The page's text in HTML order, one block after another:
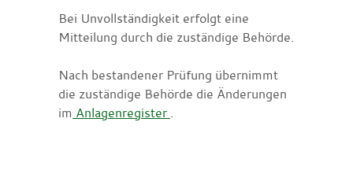
Bei Unvollständigkeit erfolgt eine
Mitteilung durch die zuständige Behörde.
Nach bestandener Prüfung übernimmt
die zuständige Behörde die Änderungen
im Anlagenregister .